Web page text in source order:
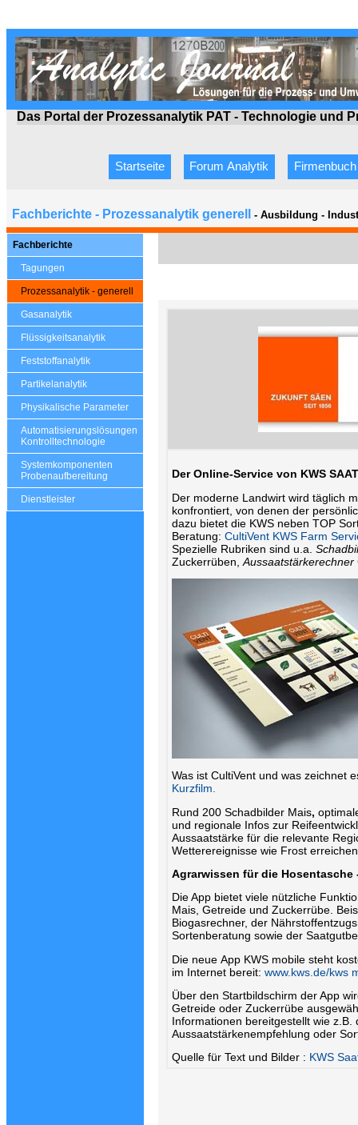
Das Portal der Prozessanalytik PAT - Technologie und
Startseite Forum Analytik Firmenbuch
Fachberichte - Prozessanalytik generell - Ausbildung -
Fachberichte
Tagungen
Prozessanalytik - generell
Gasanalytik
Flüssigkeitsanalytik
Feststoffanalytik
Partikelanalytik
Physikalische Parameter
Automatisierungslösungen
Kontrolltechnologie
Systemkomponenten
Probenaufbereitung
Dienstleister
Der Online-Service von KWS
Der moderne Landwirt wird täglich
konfrontiert, von denen der
dazu bietet die KWS neben TOP
Beratung: CultiVent KWS Farm
Spezielle Rubriken sind u.a.
Zuckerrüben, Aussaatstärkerechner
Was ist CultiVent und was zeichnet
Kurzfilm.
Rund 200 Schadbilder Mais,
und regionale Infos zur
Aussaatstärke für die relevante
Wetterereignisse wie Frost
Agrarwissen für die Hosentasche
Die App bietet viele nützliche
Mais, Getreide und Zuckerrübe.
Biogasrechner, der
Sortenberatung sowie der
Die neue App KWS mobile steht
im Internet bereit: www.kws.de/kws
Über den Startbildschirm der App
Getreide oder Zuckerrübe
Informationen bereitgestellt wie z.B.
Aussaatstärkenempfehlung oder
Quelle für Text und Bilder : KWS